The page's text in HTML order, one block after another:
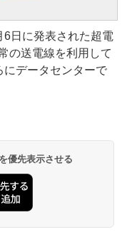
日に発表された超電
の送電線を利用して
にデータセンターで
優先表示させる